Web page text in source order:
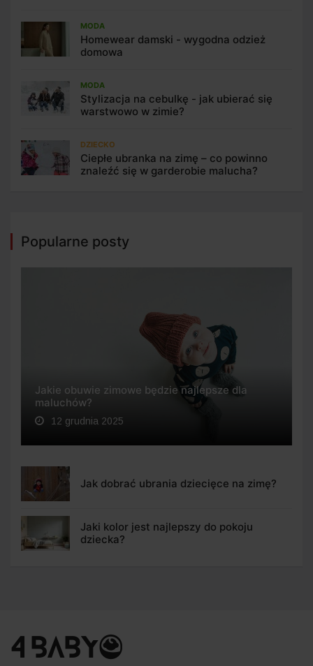
MODA
Homewear damski - wygodna odzież
domowa
MODA
Stylizacja na cebulkę - jak ubierać się
warstwowo w zimie?
DZIECKO
Ciepłe ubranka na zimę – co powinno
znaleźć się w garderobie malucha?
Popularne posty
Jakie obuwie zimowe będzie najlepsze dla
maluchów?
12 grudnia 2025
Jak dobrać ubrania dziecięce na zimę?
Jaki kolor jest najlepszy do pokoju
dziecka?